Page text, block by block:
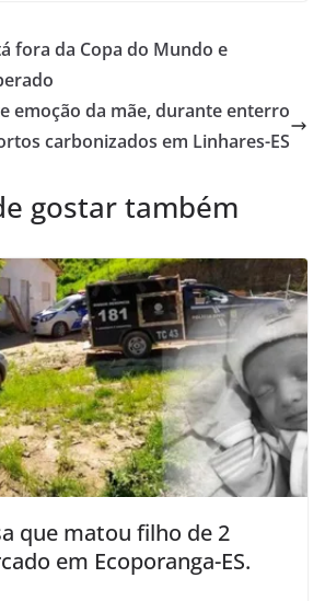
fora da Copa do Mundo e
emoção da mãe, durante enterro
carbonizados em Linhares-ES
gostar também
que matou filho de 2
em Ecoporanga-ES.